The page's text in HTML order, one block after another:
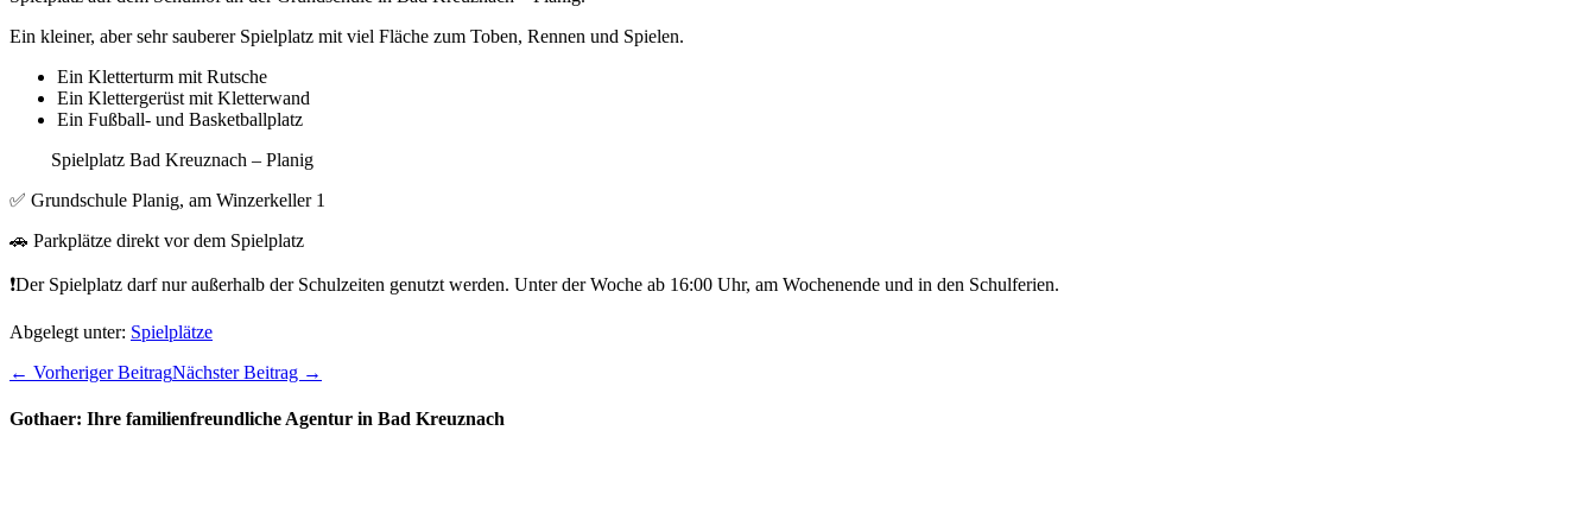
Ein kleiner, aber sehr sauberer Spielplatz mit viel Fläche zum Toben, Rennen und Spielen.
Ein Kletterturm mit Rutsche
Ein Klettergerüst mit Kletterwand
Ein Fußball- und Basketballplatz
Spielplatz Bad Kreuznach – Planig
✅ Grundschule Planig, am Winzerkeller 1
🚗 Parkplätze direkt vor dem Spielplatz
❗️Der Spielplatz darf nur außerhalb der Schulzeiten genutzt werden. Unter der Woche ab 16:00 Uhr, am Wochenende und in den Schulferien.
Abgelegt unter: Spielplätze
Beitragsnavigation
← Vorheriger BeitragNächster Beitrag →
Gothaer: Ihre familienfreundliche Agentur in Bad Kreuznach